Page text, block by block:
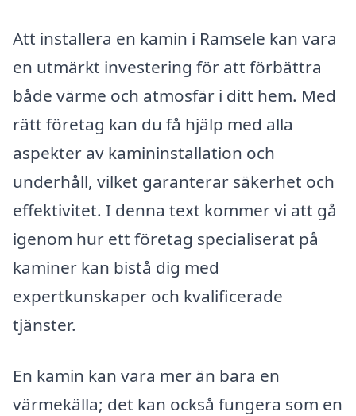
Att installera en kamin i Ramsele kan vara
en utmärkt investering för att förbättra
både värme och atmosfär i ditt hem. Med
rätt företag kan du få hjälp med alla
aspekter av kamininstallation och
underhåll, vilket garanterar säkerhet och
effektivitet. I denna text kommer vi att gå
igenom hur ett företag specialiserat på
kaminer kan bistå dig med
expertkunskaper och kvalificerade
tjänster.
En kamin kan vara mer än bara en
värmekälla; det kan också fungera som en